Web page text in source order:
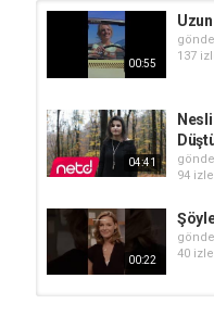
Netflix Türkiye
Etiketler
BoJack Horseman
00:55
137
04:41
94
00:22
40